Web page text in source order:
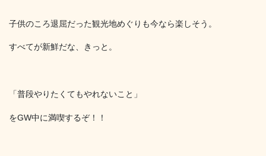
子供のころ退屈だった観光地めぐりも今なら楽しそう。
すべてが新鮮だな、きっと。
「普段やりたくてもやれないこと」
をGW中に満喫するぞ！！